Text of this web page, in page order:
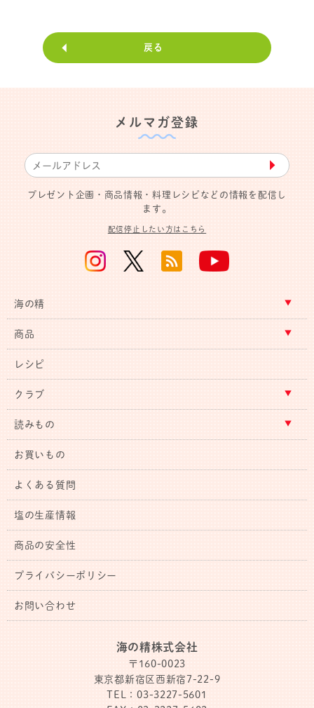
戻る
メルマガ登録
▶︎
プレゼント企画・商品情報・料理レシピなどの情報を配信し
ます。
配信停止したい方はこちら
海の精
商品
レシピ
クラブ
読みもの
お買いもの
よくある質問
塩の生産情報
商品の安全性
プライバシーポリシー
お問い合わせ
海の精株式会社
〒160-0023
東京都新宿区西新宿7-22-9
TEL：03-3227-5601